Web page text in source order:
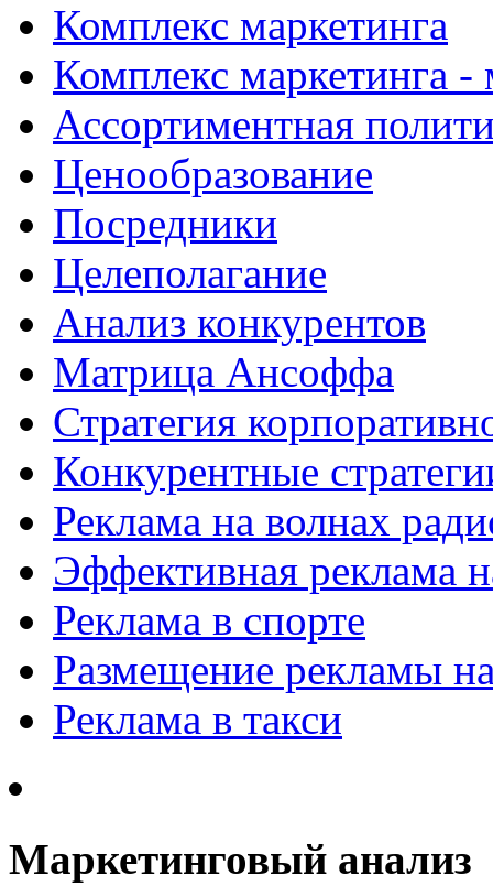
Комплекс маркетинга
Комплекс маркетинга
Ассортиментная
Ценообразование
Посредники
Целеполагание
Анализ конкурентов
Матрица Ансоффа
Стратегия
Конкурентные
Реклама на волнах
Эффективная реклама
Реклама в спорте
Размещение рекламы
Реклама в такси
Маркетинговый анализ